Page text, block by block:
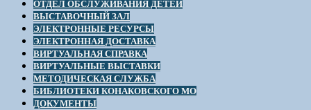
ОТДЕЛ ОБСЛУЖИВАНИЯ ДЕТЕЙ
ВЫСТАВОЧНЫЙ ЗАЛ
ЭЛЕКТРОННЫЕ РЕСУРСЫ
ЭЛЕКТРОННАЯ ДОСТАВКА
ВИРТУАЛЬНАЯ СПРАВКА
ВИРТУАЛЬНЫЕ ВЫСТАВКИ
МЕТОДИЧЕСКАЯ СЛУЖБА
БИБЛИОТЕКИ КОНАКОВСКОГО МО
ДОКУМЕНТЫ